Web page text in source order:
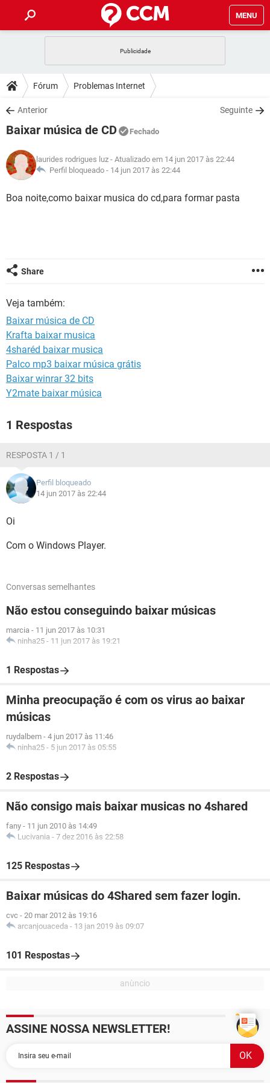
MENU
CELULAR FACEBOOK
OUTLOOK
INSTAGRAM GMAIL
GUIA DE COMPRAS
DICAS
JOGOS WHATSAPP
INSTAGRAM GMAIL
GUIA DE COMPRAS
DOWNLOADS
JOGOS WHATSAPP
CELULAR
OUTLOOK EXCEL
INSTAGRAM GMAIL
JOGOS WHATSAPP
CELULAR
OUTLOOK EXCEL
GLOSSÁRIO
WHATSAPP
GUIA DE COMPRAS
Fórum Problemas Internet
Anterior Seguinte
Baixar música de CD Fechado
laurides rodrigues luz - Atualizado em 14 jun 2017 às 22:44
Perfil bloqueado - 14 jun 2017 às 22:44
Boa noite,como baixar musica do cd,para formar pasta
Share
Veja também:
Baixar música de CD
Krafta baixar musica
4sharéd baixar musica
Palco mp3 baixar música grátis
Baixar winrar 32 bits
Y2mate baixar música
1 Respostas
RESPOSTA 1 / 1
Perfil bloqueado
14 jun 2017 às 22:44
Oi
Com o Windows Player.
Conversas semelhantes
Não estou conseguindo baixar músicas
marcia - 11 jun 2017 às 10:31
ninha25 - 11 jun 2017 às 19:21
1 Respostas
Minha preocupação é com os virus ao baixar
músicas
ruydalbem - 4 jun 2017 às 11:46
ninha25 - 5 jun 2017 às 05:55
2 Respostas
Não consigo mais baixar musicas no 4shared
fany - 11 jun 2010 às 14:49
Lucivania - 7 dez 2016 às 22:58
125 Respostas
Baixar músicas do 4Shared sem fazer login.
cvc - 20 mar 2012 às 19:16
arcanjouaceda - 13 jan 2019 às 09:07
101 Respostas
ASSINE NOSSA NEWSLETTER!